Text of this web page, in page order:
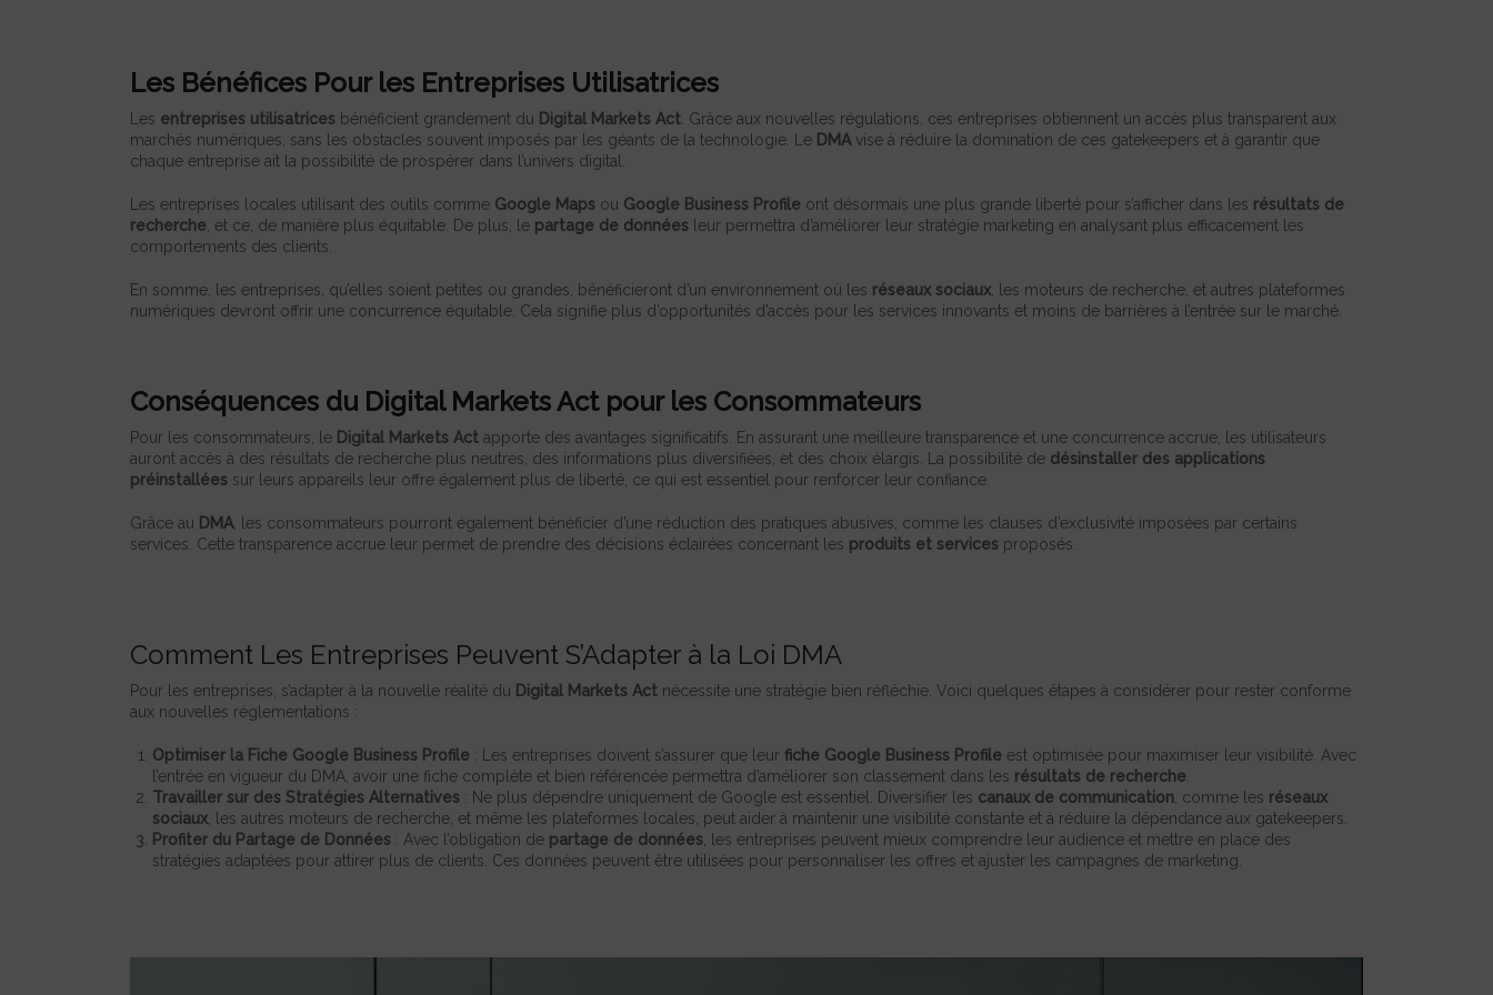
Les Bénéfices Pour les Entreprises Utilisatrices
Les entreprises utilisatrices bénéficient grandement du Digital Markets Act. Grâce aux nouvelles régulations, ces entreprises obtiennent un accès plus transparent aux
marchés numériques, sans les obstacles souvent imposés par les géants de la technologie. Le DMAvise à réduire la domination de ces gatekeepers et à garantir que
chaque entreprise ait la possibilité de prospérer dans l’univers digital.
Les entreprises locales utilisant des outils comme Google Maps ou Google Business Profile ont désormais une plus grande liberté pour s’afficher dans les résultats de
recherche, et ce, de manière plus équitable. De plus, le partage de données leur permettra d’améliorer leur stratégie marketing en analysant plus efficacement les
comportements des clients.
En somme, les entreprises, qu’elles soient petites ou grandes, bénéficieront d’un environnement où les réseaux sociaux, les moteurs de recherche, et autres plateformes
numériques devront offrir une concurrence équitable. Cela signifie plus d’opportunités d’accès pour les services innovants et moins de barrières à l’entrée sur le marché.
Conséquences du Digital Markets Act pour les Consommateurs
Pour les consommateurs, le Digital Markets Act apporte des avantages significatifs. En assurant une meilleure transparence et une concurrence accrue, les utilisateurs
auront accès à des résultats de recherche plus neutres, des informations plus diversifiées, et des choix élargis. La possibilité de désinstaller des applications
préinstallées sur leurs appareils leur offre également plus de liberté, ce qui est essentiel pour renforcer leur confiance.
Grâce au DMA, les consommateurs pourront également bénéficier d’une réduction des pratiques abusives, comme les clauses d’exclusivité imposées par certains
services. Cette transparence accrue leur permet de prendre des décisions éclairées concernant les produits et services proposés.
Comment Les Entreprises Peuvent S’Adapter à la Loi DMA
Pour les entreprises, s’adapter à la nouvelle réalité du Digital Markets Act nécessite une stratégie bien réfléchie. Voici quelques étapes à considérer pour rester conforme
aux nouvelles réglementations :
Optimiser la Fiche Google Business Profile : Les entreprises doivent s’assurer que leur fiche Google Business Profile est optimisée pour maximiser leur visibilité. Avec
l’entrée en vigueur du DMA, avoir une fiche complète et bien référencée permettra d’améliorer son classement dans les résultats de recherche.
Travailler sur des Stratégies Alternatives : Ne plus dépendre uniquement de Google est essentiel. Diversifier les canaux de communication, comme les réseaux
sociaux, les autres moteurs de recherche, et même les plateformes locales, peut aider à maintenir une visibilité constante et à réduire la dépendance aux gatekeepers.
Profiter du Partage de Données : Avec l’obligation de partage de données, les entreprises peuvent mieux comprendre leur audience et mettre en place des
stratégies adaptées pour attirer plus de clients. Ces données peuvent être utilisées pour personnaliser les offres et ajuster les campagnes de marketing.